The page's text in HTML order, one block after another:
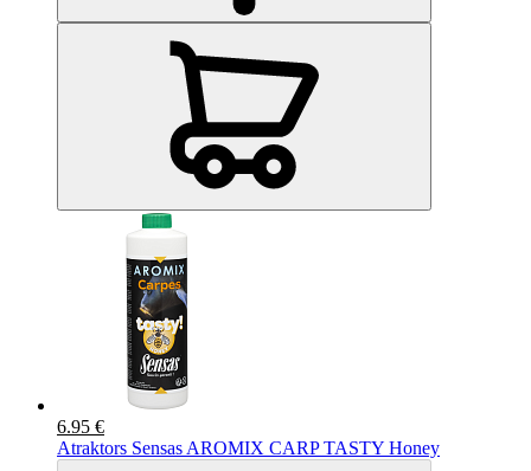
6.95 €
Atraktors Sensas AROMIX CARP TASTY Honey